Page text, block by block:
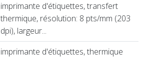
imprimante d'étiquettes, transfert
thermique, résolution: 8 pts/mm (203
dpi), largeur...
imprimante d'étiquettes, thermique